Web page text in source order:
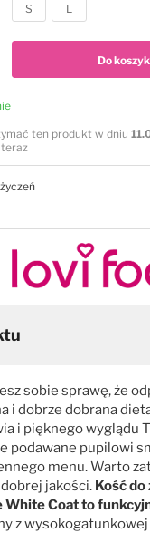
S L
ten produkt w dniu
sobie sprawę, że
i dobrze dobrana
i pięknego wyglądu
podawane pupilowi
menu. Warto
jakości. Kość do
White Coat to
z wysokogatunkowej